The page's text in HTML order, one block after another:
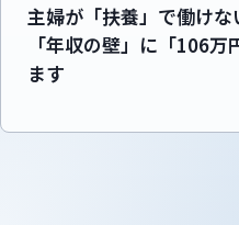
主婦が「扶養」で働け
「年収の壁」に「106
ます